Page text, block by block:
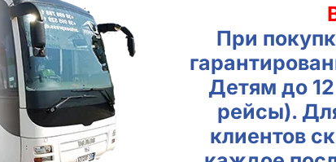
При
Детям до
рейсы).
клиентов